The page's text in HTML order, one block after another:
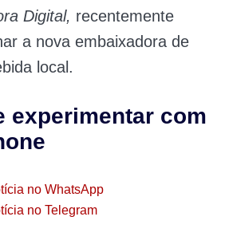
Digital, recentemente
a nova embaixadora de
local.
experimentar com
no WhatsApp
no Telegram